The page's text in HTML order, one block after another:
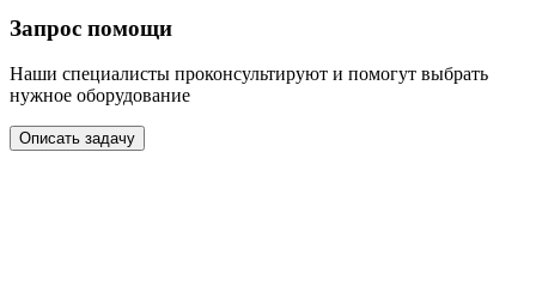
Запрос помощи
Наши специалисты проконсультируют и помогут выбрать
нужное оборудование
Описать задачу